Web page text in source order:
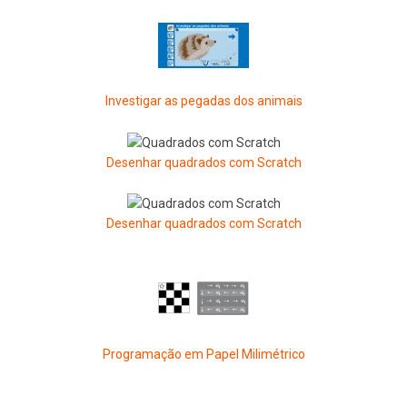
Investigar as pegadas dos animais
Desenhar quadrados com Scratch
Desenhar quadrados com Scratch
Programação em Papel Milimétrico